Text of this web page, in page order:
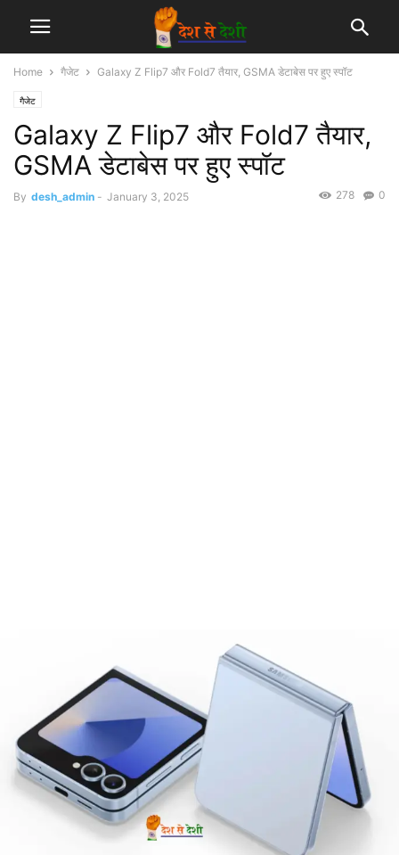
Home गैजेट Galaxy Z Flip7 और Fold7 तैयार, GSMA डेटाबेस पर हुए स्पॉट
गैजेट
Galaxy Z Flip7 और Fold7 तैयार,
GSMA डेटाबेस पर हुए स्पॉट
By desh_admin - January 3, 2025 0
278